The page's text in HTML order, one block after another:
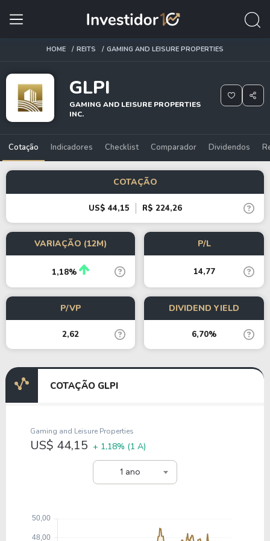
HOME REITS GAMING AND LEISURE PROPERTIES
GLPI
GAMING AND LEISURE PROPERTIES
INC.
Cotação Indicadores Checklist Comparador Dividendos
COTAÇÃO
US$ 44,15 R$ 224,26
VARIAÇÃO (12M)
1,18%
P/L
14,77
P/VP
2,62
DIVIDEND YIELD
6,70%
COTAÇÃO GLPI
1 ano
Gaming and Leisure Properties
US$ 44,15 + 1,18% (1 A)